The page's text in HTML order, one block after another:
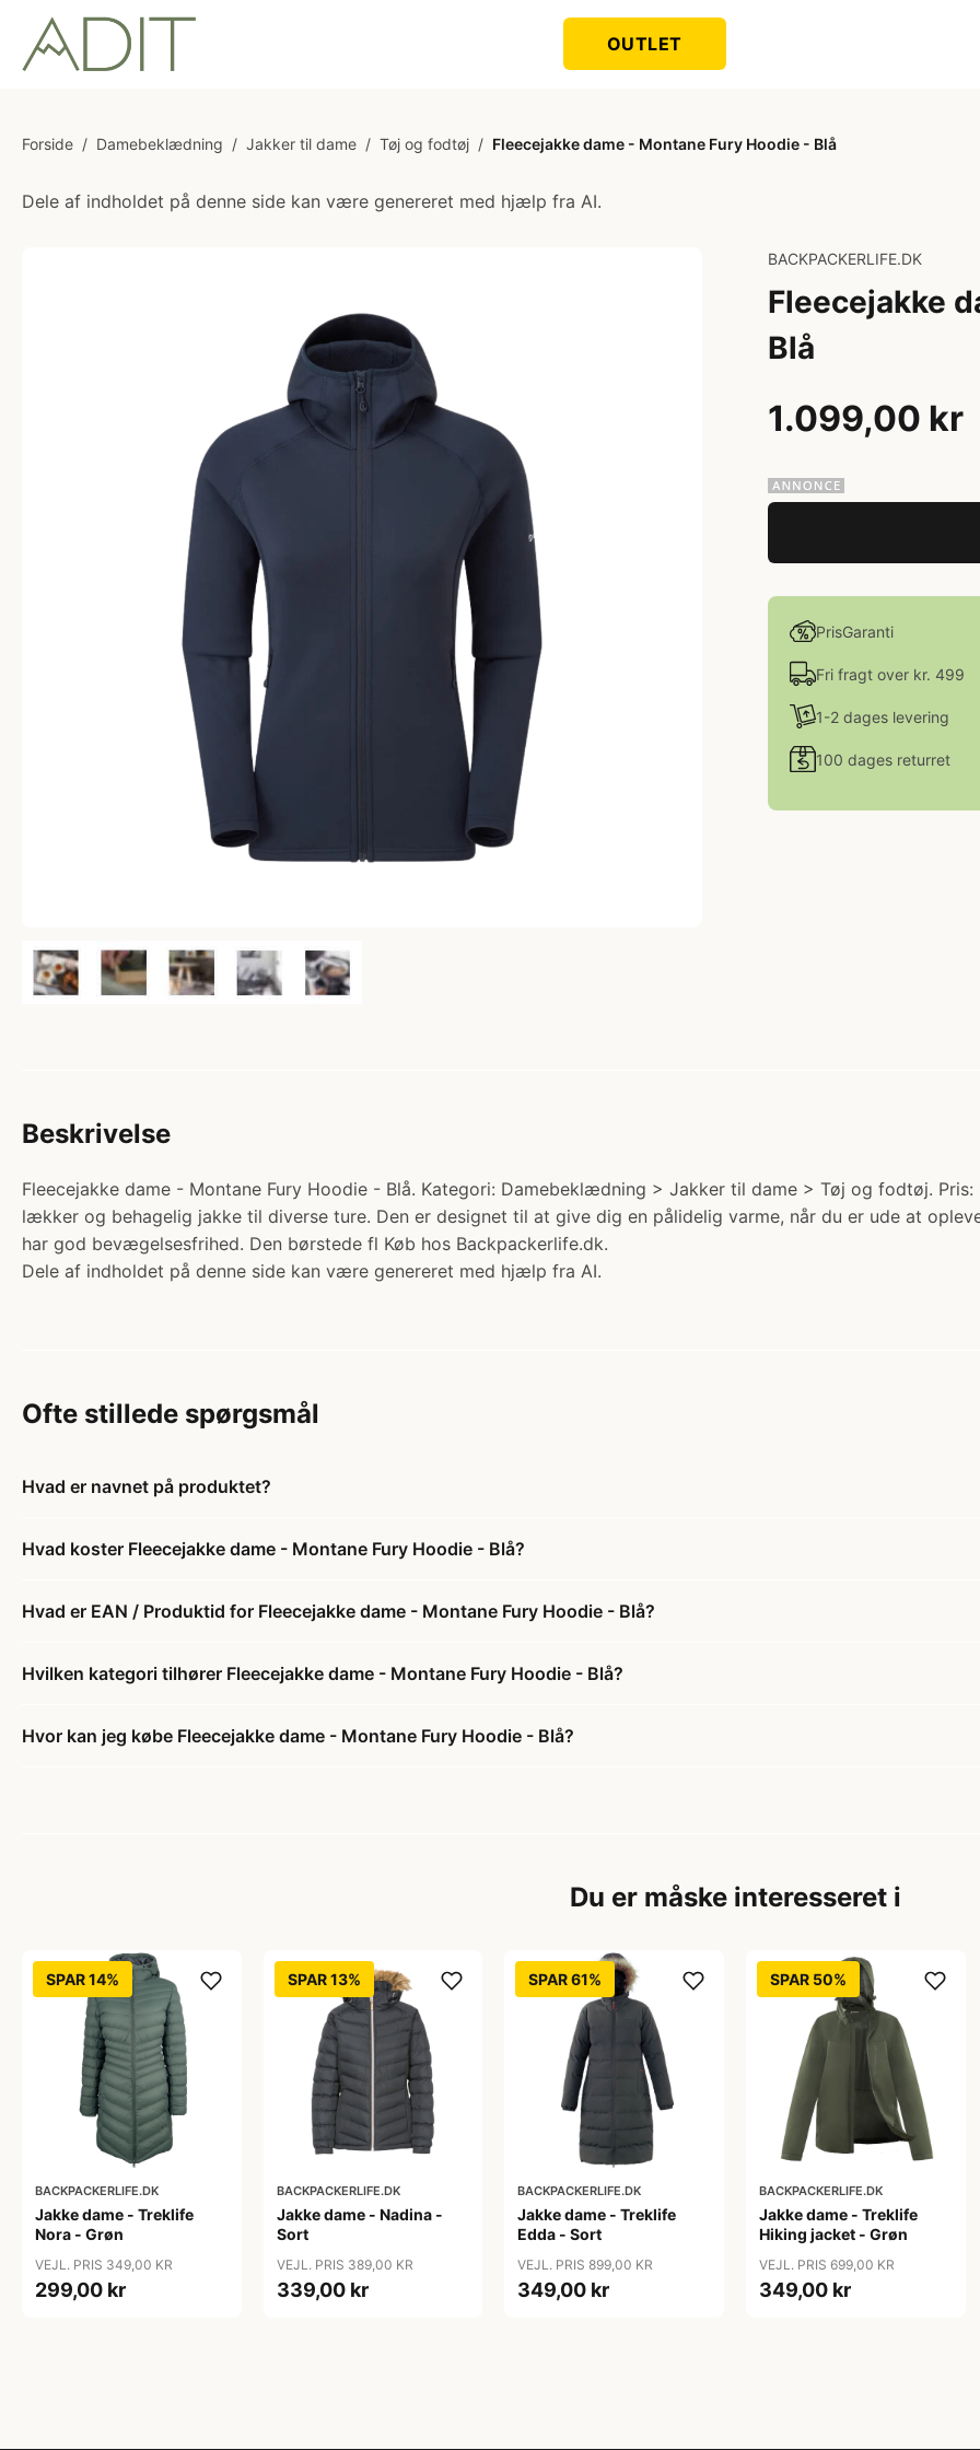
OUTLET
Forside / Damebeklædning / Jakker til dame / Tøj og fodtøj / Fleecejakke dame - Montane Fury Hoodie - Blå
Dele af indholdet på denne side kan være genereret med hjælp fra AI.
BACKPACKERLIFE.DK
Fleecejakke
Blå
1.099,00 kr
PrisGaranti
Fri fragt over kr. 499
1-2 dages levering
100 dages returret
Beskrivelse
Fleecejakke dame - Montane Fury Hoodie - Blå. Kategori: Damebeklædning > Jakker til dame > Tøj og fodtøj.
lækker og behagelig jakke til diverse ture. Den er designet til at give dig en pålidelig varme, når du er ude at
har god bevægelsesfrihed. Den børstede fl Køb hos Backpackerlife.dk.
Dele af indholdet på denne side kan være genereret med hjælp fra AI.
Ofte stillede spørgsmål
Hvad er navnet på produktet?
Hvad koster Fleecejakke dame - Montane Fury Hoodie - Blå?
Hvad er EAN / Produktid for Fleecejakke dame - Montane Fury Hoodie - Blå?
Hvilken kategori tilhører Fleecejakke dame - Montane Fury Hoodie - Blå?
Hvor kan jeg købe Fleecejakke dame - Montane Fury Hoodie - Blå?
Du er måske interesseret i
SPAR 14%
BACKPACKERLIFE.DK
Jakke dame - Treklife
Nora - Grøn
VEJL. PRIS 349,00 KR
299,00 kr
SPAR 13%
BACKPACKERLIFE.DK
Jakke dame - Nadina -
Sort
VEJL. PRIS 389,00 KR
339,00 kr
SPAR 61%
BACKPACKERLIFE.DK
Jakke dame - Treklife
Edda - Sort
VEJL. PRIS 899,00 KR
349,00 kr
SPAR 50%
BACKPACKERLIFE.DK
Jakke dame - Treklife
Hiking jacket - Grøn
VEJL. PRIS 699,00 KR
349,00 kr